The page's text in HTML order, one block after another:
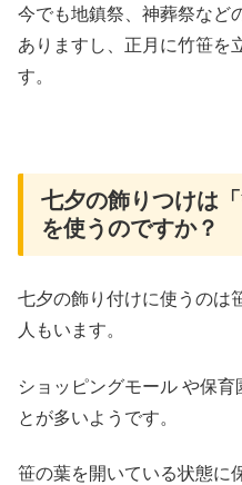
今でも地鎮祭、神葬祭など
ありますし、正月に竹笹を
す。
七夕の飾りつけは
を使うのですか？
七夕の飾り付けに使うのは
人もいます。
ショッピングモール や保
とが多いようです。
笹の葉を開いている状態に